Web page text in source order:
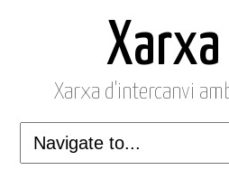
Xarxa
Xarxa d'intercanvi